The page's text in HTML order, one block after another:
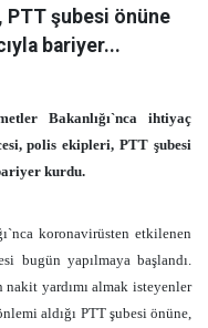
şubesi önüne
bariyer...
Bakanlığı`nca ihtiyaç
polis ekipleri, PTT şubesi
kurdu.
koronavirüsten etkilenen
bugün yapılmaya başlandı.
yardımı almak isteyenler
aldığı PTT şubesi önüne,